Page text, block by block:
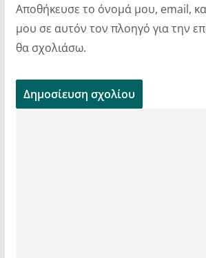
Αποθήκευσε το όνομά μου, email,
μου σε αυτόν τον πλοηγό για την
θα σχολιάσω.